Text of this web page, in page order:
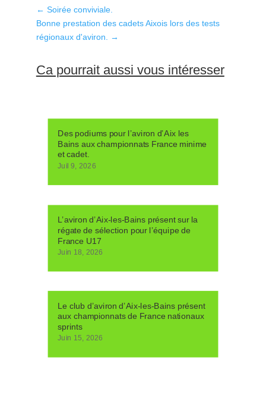
← Soirée conviviale.
Bonne prestation des cadets Aixois lors des tests
régionaux d'aviron.
→
Ca pourrait aussi vous intéresser
Des podiums pour l’aviron d’Aix les
Bains aux championnats France minime
et cadet.
Juil 9, 2026
L’aviron d’Aix-les-Bains présent sur la
régate de sélection pour l’équipe de
France U17
Juin 18, 2026
Le club d’aviron d’Aix-les-Bains présent
aux championnats de France nationaux
sprints
Juin 15, 2026